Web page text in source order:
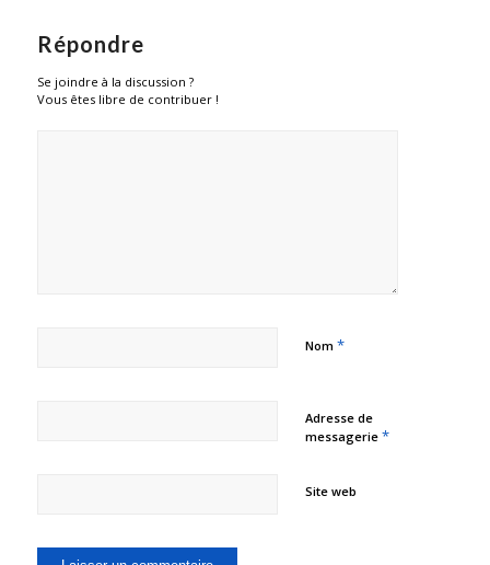
Répondre
Se joindre à la discussion ?
Vous êtes libre de contribuer !
Nom *
Adresse de
messagerie *
Site web